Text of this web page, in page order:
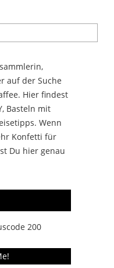
auf der Suche
Hier findest
Basteln mit
Wenn
Konfetti für
Du hier genau
200